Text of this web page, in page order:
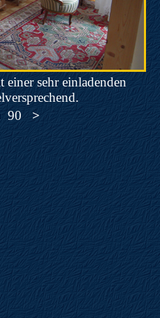
sehr einladenden
90 >